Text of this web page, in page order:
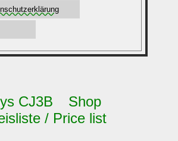
CJ3B Shop
/ Price list